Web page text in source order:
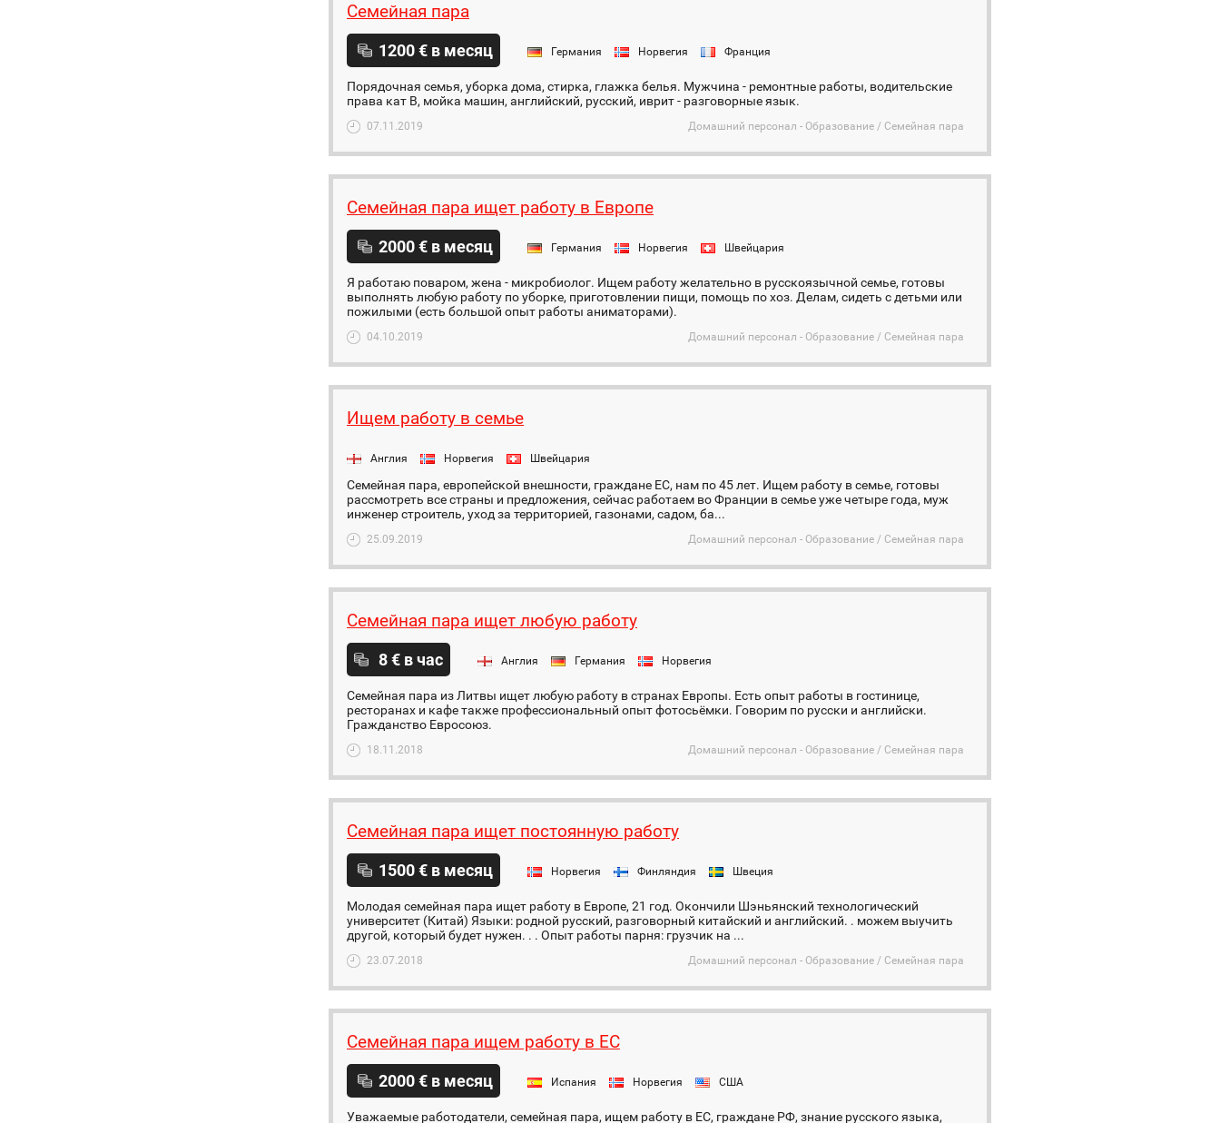
Семейная пара
1200 € в месяц Германия Норвегия Франция
Порядочная семья, уборка дома, стирка, глажка белья. Мужчина - ремонтные работы, водительские
права кат В, мойка машин, английский, русский, иврит - разговорные язык.
07.11.2019 Домашний персонал - Образование / Семейная пара
Семейная пара ищет работу в Европе
2000 € в месяц Германия Норвегия Швейцария
Я работаю поваром, жена - микробиолог. Ищем работу желательно в русскоязычной семье, готовы
выполнять любую работу по уборке, приготовлении пищи, помощь по хоз. Делам, сидеть с детьми или
пожилыми (есть большой опыт работы аниматорами).
04.10.2019 Домашний персонал - Образование / Семейная пара
Ищем работу в семье
Англия Норвегия Швейцария
Семейная пара, европейской внешности, граждане ЕС, нам по 45 лет. Ищем работу в семье, готовы
рассмотреть все страны и предложения, сейчас работаем во Франции в семье уже четыре года, муж
инженер строитель, уход за территорией, газонами, садом, ба...
25.09.2019 Домашний персонал - Образование / Семейная пара
Семейная пара ищет любую работу
8 € в час Англия Германия Норвегия
Семейная пара из Литвы ищет любую работу в странах Европы. Есть опыт работы в гостинице,
ресторанах и кафе также профессиональный опыт фотосьёмки. Говорим по русски и английски.
Гражданство Евросоюз.
18.11.2018 Домашний персонал - Образование / Семейная пара
Семейная пара ищет постоянную работу
1500 € в месяц Норвегия Финляндия Швеция
Молодая семейная пара ищет работу в Европе, 21 год. Окончили Шэньянский технологический
университет (Китай) Языки: родной русский, разговорный китайский и английский. . можем выучить
другой, который будет нужен. . . Опыт работы парня: грузчик на ...
23.07.2018 Домашний персонал - Образование / Семейная пара
Семейная пара ищем работу в ЕС
2000 € в месяц Испания Норвегия США
Уважаемые работодатели, семейная пара, ищем работу в ЕС, граждане РФ, знание русского языка,